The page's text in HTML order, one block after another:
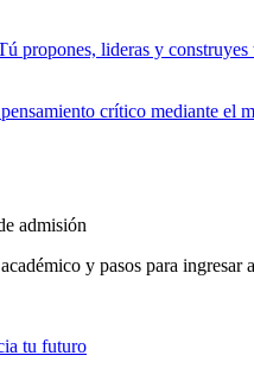
propones, lideras y construyes
crítico mediante el
admisión
y pasos para ingresar
tu futuro